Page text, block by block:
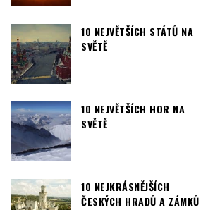
10 NEJVĚTŠÍCH STÁTŮ NA
SVĚTĚ
10 NEJVĚTŠÍCH HOR NA
SVĚTĚ
10 NEJKRÁSNĚJŠÍCH
ČESKÝCH HRADŮ A ZÁMKŮ